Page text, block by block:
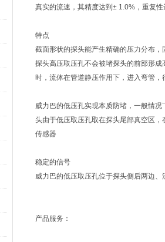
真实的流速，其精度达到± 1.0%，重复性
特点
截面形状的探头能产生精确的压力分布
探头高压取压孔不会被堵探头的前部形
时，流体在管道静压作用下，进入弯管
威力巴的低压孔实现本质防堵，一般情
头由于低压取压孔取在探头尾部真空区
传感器
稳定的信号
威力巴的低压取压孔位于探头侧后两边、
产品服务：